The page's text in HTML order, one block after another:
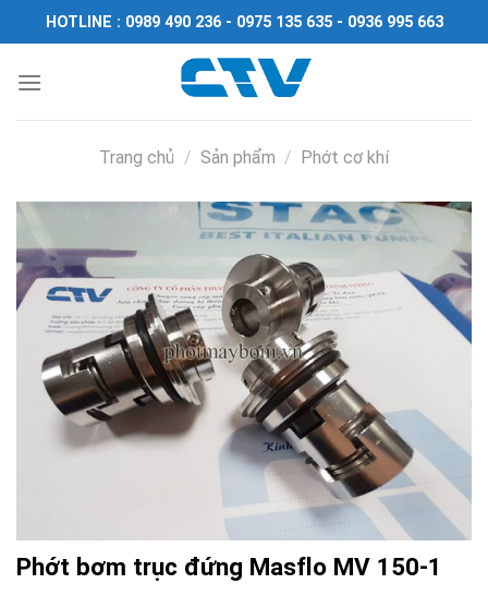
Chuyển
đến
dung
HOTLINE : 0989 490 236 - 0975 135 635 - 0936 995 663
Trang chủ / Sản phẩm / Phớt cơ khí
Phớt bơm trục đứng Masflo MV 150-1